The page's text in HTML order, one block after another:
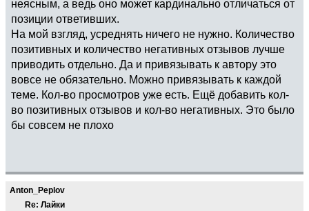
неясным, а ведь оно может кардинально отличаться от
позиции ответивших.
На мой взгляд, усреднять ничего не нужно. Количество
позитивных и количество негативных отзывов лучше
приводить отдельно. Да и привязывать к автору это
вовсе не обязательно. Можно привязывать к каждой
теме. Кол-во просмотров уже есть. Ещё добавить кол-
во позитивных отзывов и кол-во негативных. Это было
бы совсем не плохо
Anton_Peplov
Re: Лайки